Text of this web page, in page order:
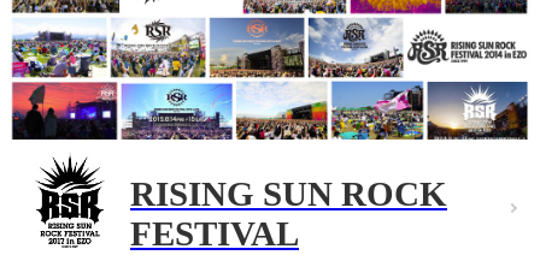
RISING SUN ROCK
FESTIVAL